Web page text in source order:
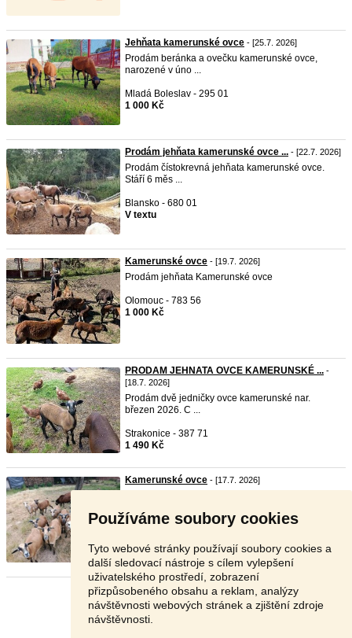
Používáme soubory cookies
Tyto webové stránky používají soubory cookies a
další sledovací nástroje s cílem vylepšení
uživatelského prostředí, zobrazení
přizpůsobeného obsahu a reklam, analýzy
návštěvnosti webových stránek a zjištění zdroje
návštěvnosti.
Jehňata kamerunské ovce - [25.7. 2026]
Prodám beránka a ovečku kamerunské ovce,
narozené v úno ...
Mladá Boleslav - 295 01
1 000 Kč
Prodám jehňata kamerunské ovce ... - [22.7. 2026]
Prodám čístokrevná jehňata kamerunské ovce.
Stáří 6 měs ...
Blansko - 680 01
V textu
Kamerunské ovce - [19.7. 2026]
Prodám jehňata Kamerunské ovce
Olomouc - 783 56
1 000 Kč
PRODAM JEHNATA OVCE KAMERUNSKÉ ... -
[18.7. 2026]
Prodám dvě jedničky ovce kamerunské nar.
březen 2026. C ...
Strakonice - 387 71
1 490 Kč
Kamerunské ovce - [17.7. 2026]
1 000 Kč
Stránka: 1 2 Další